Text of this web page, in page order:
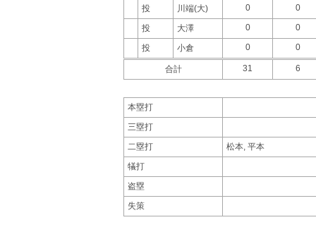
投 川端(大) 0 0
投 大澤 0 0
投 小倉 0 0
合計 31 6
本塁打
三塁打
二塁打
松本, 平本
犠打
盗塁
失策